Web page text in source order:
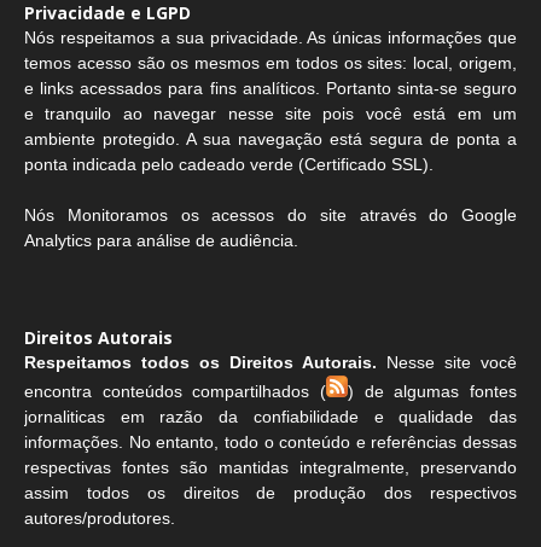
Privacidade e LGPD
Nós respeitamos a sua privacidade. As únicas informações que
temos acesso são os mesmos em todos os sites: local, origem,
e links acessados para fins analíticos. Portanto sinta-se seguro
e tranquilo ao navegar nesse site pois você está em um
ambiente protegido. A sua navegação está segura de ponta a
ponta indicada pelo cadeado verde (Certificado SSL).
Nós Monitoramos os acessos do site através do Google
Analytics para análise de audiência.
Direitos Autorais
Respeitamos todos os Direitos Autorais. Nesse site você
encontra conteúdos compartilhados (
) de algumas fontes
jornaliticas em razão da confiabilidade e qualidade das
informações. No entanto, todo o conteúdo e referências dessas
respectivas fontes são mantidas integralmente, preservando
assim todos os direitos de produção dos respectivos
autores/produtores.